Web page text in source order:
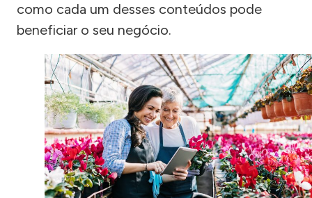
como cada um desses conteúdos pode
beneficiar o seu negócio.